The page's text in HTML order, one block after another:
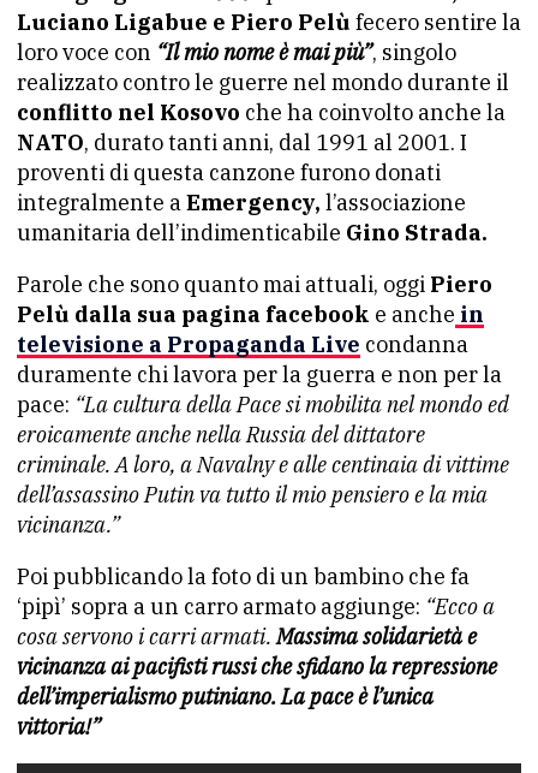
Luciano Ligabue e Piero Pelù fecero sentire la
loro voce con “Il mio nome è mai più”, singolo
realizzato contro le guerre nel mondo durante il
conflitto nel Kosovo che ha coinvolto anche la
NATO, durato tanti anni, dal 1991 al 2001. I
proventi di questa canzone furono donati
integralmente aEmergency, l’associazione
umanitaria dell’indimenticabile Gino Strada.
Parole che sono quanto mai attuali, oggi Piero
Pelù dalla sua pagina facebook e anche in
televisione a Propaganda Live condanna
duramente chi lavora per la guerra e non per la
pace: “La cultura della Pace si mobilita nel mondo ed
eroicamente anche nella Russia del dittatore
criminale. A loro, a Navalny e alle centinaia di vittime
dell’assassino Putin va tutto il mio pensiero e la mia
vicinanza.”
Poi pubblicando la foto di un bambino che fa
‘pipì’ sopra a un carro armato aggiunge: “Ecco a
cosa servono i carri armati.Massima solidarietà e
vicinanza ai pacifisti russi che sfidano la repressione
dell’imperialismo putiniano. La pace è l’unica
vittoria!”